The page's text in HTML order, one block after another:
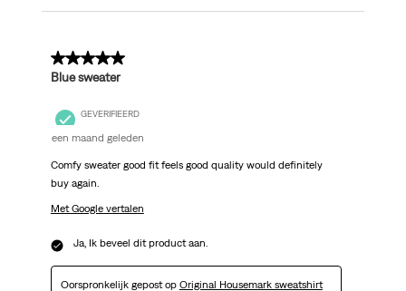
5 van 5 sterren.
Blue sweater
GEVERIFIEERD
een maand geleden
Comfy sweater good fit feels good quality would definitely
buy again.
Met Google vertalen
Ja, Ik beveel dit product aan.
Oorspronkelijk gepost op Original Housemark sweatshirt